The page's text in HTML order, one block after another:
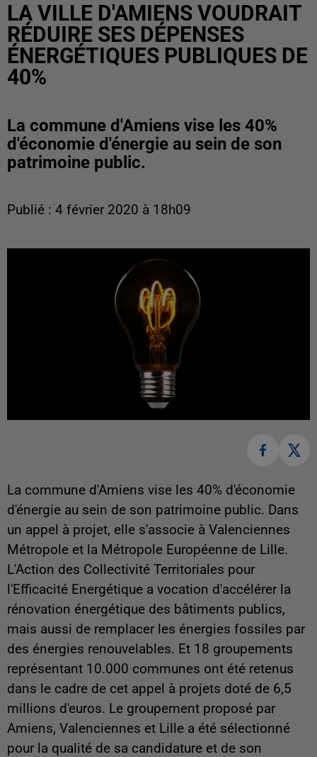
LA VILLE D'AMIENS VOUDRAIT
RÉDUIRE SES DÉPENSES
ÉNERGÉTIQUES PUBLIQUES DE
40%
La commune d'Amiens vise les 40%
d'économie d'énergie au sein de son
patrimoine public.
Publié : 4 février 2020 à 18h09
La commune d'Amiens vise les 40% d'économie
d'énergie au sein de son patrimoine public. Dans
un appel à projet, elle s'associe à Valenciennes
Métropole et la Métropole Européenne de Lille.
L'Action des Collectivité Territoriales pour
l'Efficacité Energétique a vocation d'accélérer la
rénovation énergétique des bâtiments publics,
mais aussi de remplacer les énergies fossiles par
des énergies renouvelables. Et 18 groupements
représentant 10.000 communes ont été retenus
dans le cadre de cet appel à projets doté de 6,5
millions d'euros. Le groupement proposé par
Amiens, Valenciennes et Lille a été sélectionné
pour la qualité de sa candidature et de son